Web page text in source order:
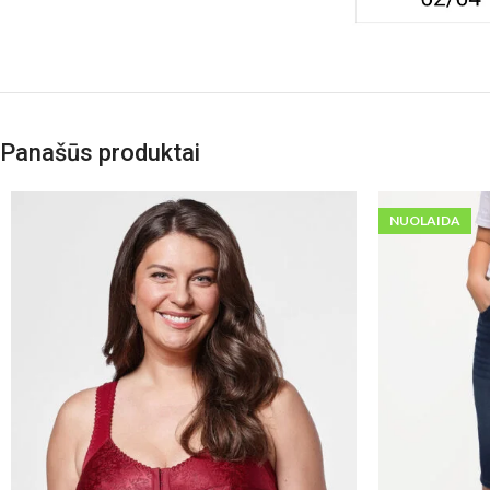
Panašūs produktai
NUOLAIDA